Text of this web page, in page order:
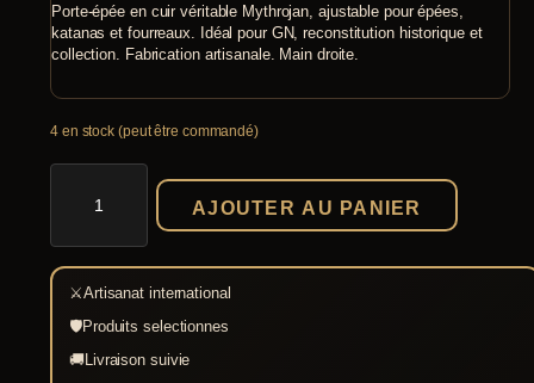
Porte-épée en cuir véritable Mythrojan, ajustable pour épées,
katanas et fourreaux. Idéal pour GN, reconstitution historique et
collection. Fabrication artisanale. Main droite.
4 en stock (peut être commandé)
quantité
Cuir
Véritable
Ajustable
AJOUTER AU PANIER
⚔Artisanat international
🛡Produits selectionnes
🚚Livraison suivie